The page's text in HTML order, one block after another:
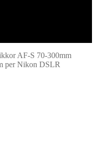
AF‑S 70‑300mm
per Nikon DSLR